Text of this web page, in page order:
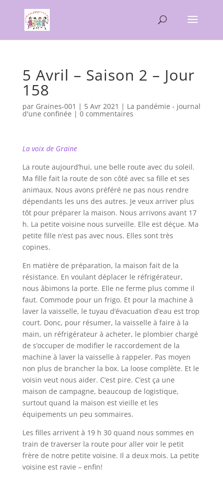
5 Avril – Saison 2 – Jour
158
par Graines-001 | 5 Avr 2021 | La pandémie - journal
d'une confinée | 0 commentaires
La voix de Graine
La route aujourd’hui, une belle route avec du soleil.
Ma fille fait la route de son côté avec sa fille et ses
animaux. Nous avons préféré ne pas nous rendre
dépendants les uns des autres. Je veux arriver plus
tôt pour préparer la maison. Nous arrivons avant 17
h. La petite voisine nous surveille. Elle est déçue. Ma
petite fille n’est pas avec nous. Elles sont très
copines.
En matière de préparation, la maison fait de la
résistance. En voulant déplacer le réfrigérateur,
nous âbimons la porte. Elle ne ferme plus comme il
faut. Commode pour un frigo. Et pour la machine à
laver la vaisselle, le tuyau d’évacuation d’eau est trop
court. Donc, pour résumer, la vaisselle à faire à la
main, un réfrigérateur à acheter, le plombier chargé
de s’occuper de modifier le raccordement de la
machine à laver la vaisselle à rappeler. Pas moyen
non plus de brancher la box. La loose complète. Et le
voisin veut nous aider. C’est pire. C’est ça une
maison de campagne, beaucoup de logistique,
surtout quand la maison est vieille et les
équipements un peu sommaires.
Les filles arrivent à 19 h 30 quand nous sommes en
train de traverser la route pour aller voir le petit
frère de notre petite voisine. Il a deux mois. La petite
voisine est ravie – enfin!